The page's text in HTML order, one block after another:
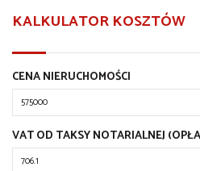
KALKULATOR KOSZTÓW
CENA NIERUCHOMOŚCI
VAT OD TAKSY NOTARIALNEJ